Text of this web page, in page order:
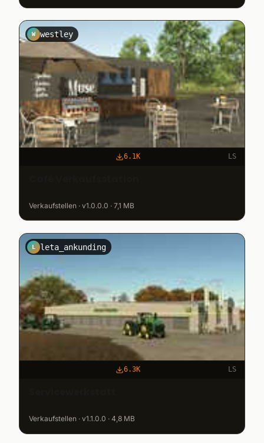
W westley
6.1K LS
Verkaufstellen · v1.0.0.0 · 7,1 MB
L leta_ankunding
6.3K LS
Verkaufstellen · v1.1.0.0 · 4,8 MB